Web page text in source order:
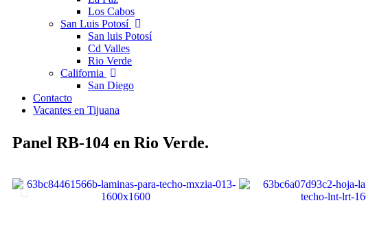
Los Cabos
San Luis Potosí
San luis Potosí
Cd Valles
Rio Verde
California
San Diego
Contacto
Vacantes en Tijuana
Panel RB-104 en Rio Verde.